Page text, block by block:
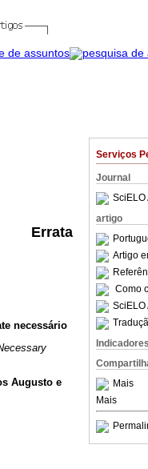
Serviços
Journal
SciELO
artigo
Artigo
Como
SciELO
Indicadores
Mais
Mais
Errata
necessário
Augusto e